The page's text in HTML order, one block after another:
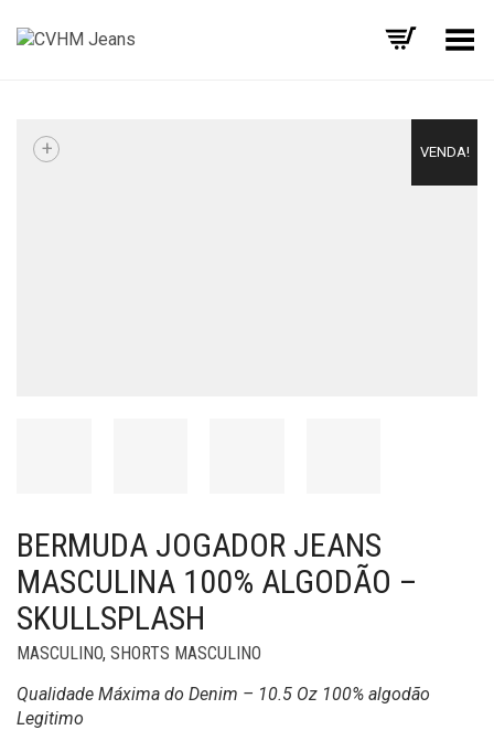
Alternar Menu
VENDA!
+
BERMUDA JOGADOR JEANS
MASCULINA 100% ALGODÃO –
SKULLSPLASH
MASCULINO, SHORTS MASCULINO
Qualidade Máxima do Denim – 10.5 Oz 100% algodão
Legitimo